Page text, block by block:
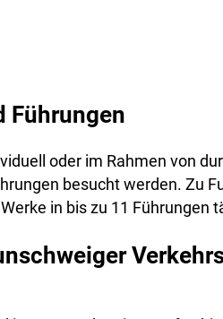
Führungen
oder im Rahmen von
besucht werden. Zu
in bis zu 11 Führungen